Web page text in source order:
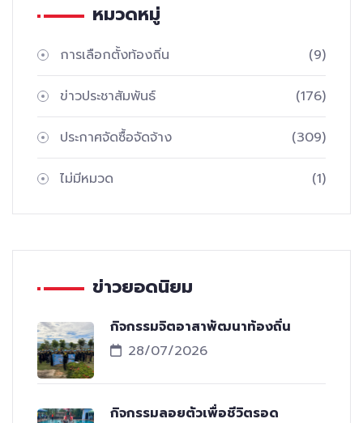
หมวดหมู่
การเลือกตั้งท้องถิ่น (9)
ข่าวประชาสัมพันธ์ (176)
ประกาศจัดซื้อจัดจ้าง (309)
ไม่มีหมวด (1)
ข่าวยอดนิยม
กิจกรรมจิตอาสาพัฒนาท้องถิ่น
28/07/2026
กิจกรรมลอยตัวเพื่อชีวิตรอด